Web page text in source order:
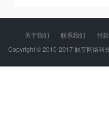
关于我们 | 联系我们 |
付
Copyright © 2010-2017 触享网络